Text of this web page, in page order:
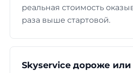
реальная стоимость
раза выше стартовой.
Skyservice дороже